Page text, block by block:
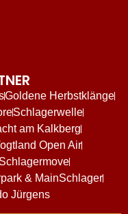
Goldene Herbstklänge
Schlagerwelle
am Kalkberg
Open Air
Schlagermove
& MainSchlager
Jürgens